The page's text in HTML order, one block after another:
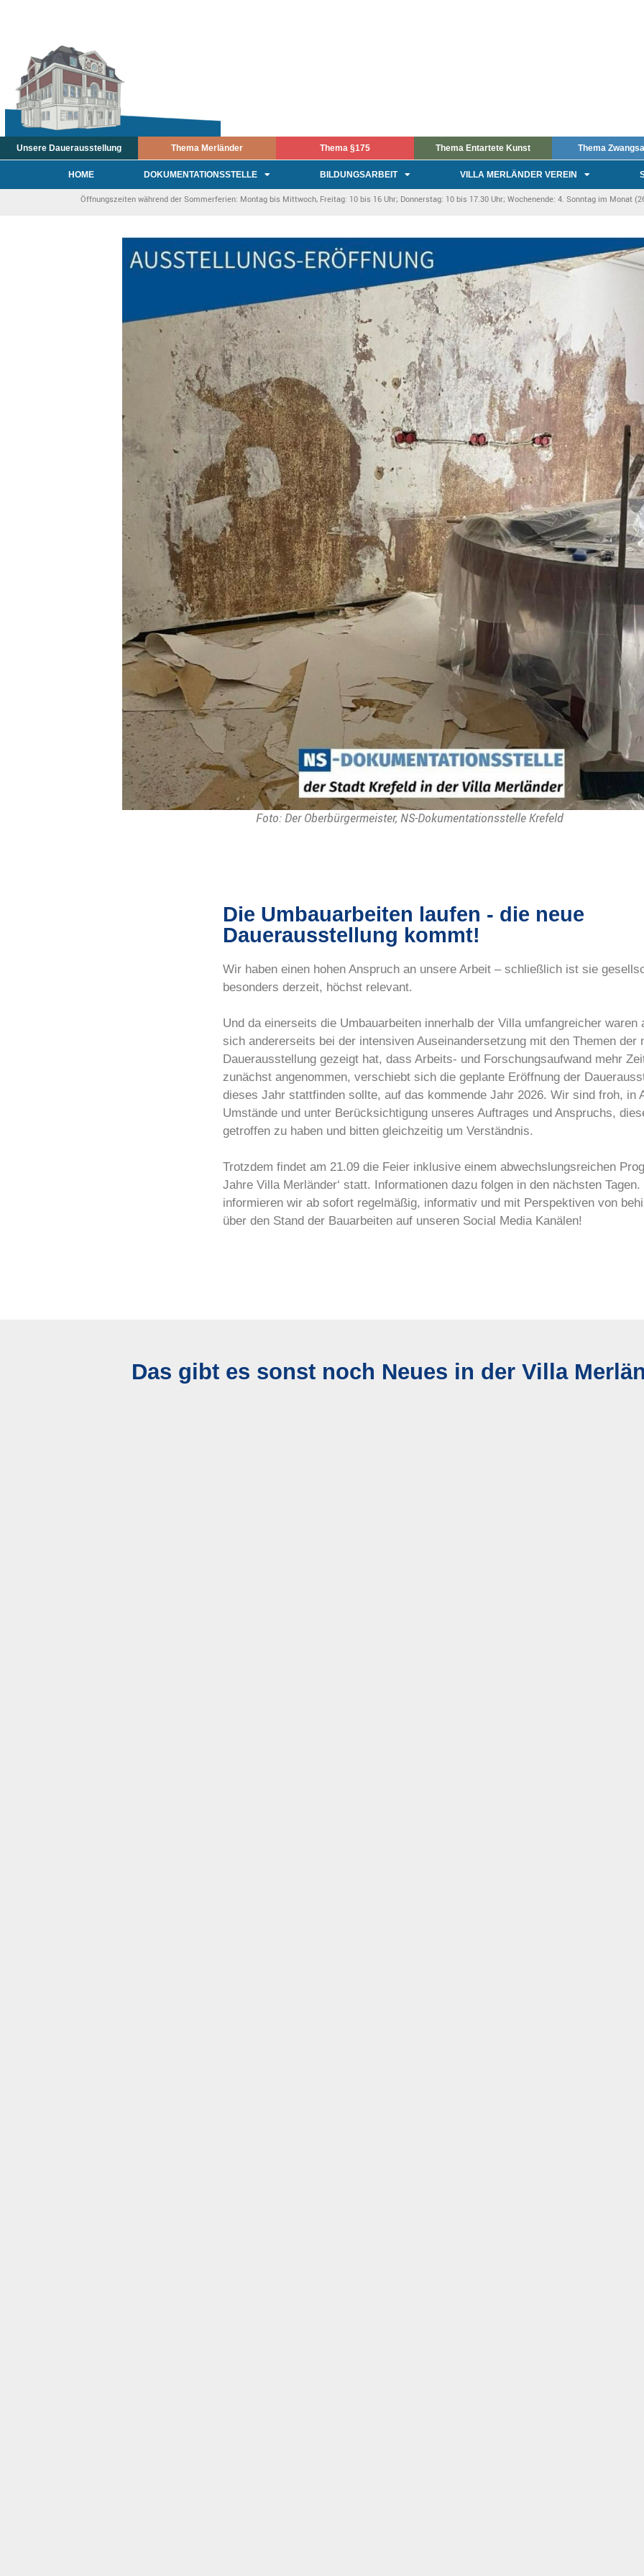
Unsere Dauerausstellung Thema Merländer Thema §175 Thema Entartete Kunst Thema
HOME DOKUMENTATIONSSTELLE BILDUNGSARBEIT VILLA MERLÄNDER VEREIN
Öffnungszeiten während der Sommerferien: Montag bis Mittwoch, Freitag: 10 bis 16 Uhr; Donnerstag: 10 bis 17.30 Uhr; Wochenende: 4. Sonntag im Monat
Foto: Der Oberbürgermeister, NS-Dokumentationsstelle Krefeld
Die Umbauarbeiten laufen - die neue
Dauerausstellung kommt!
Wir haben einen hohen Anspruch an unsere Arbeit – schließlich ist sie
besonders derzeit, höchst relevant.
Und da einerseits die Umbauarbeiten innerhalb der Villa umfangreicher waren
sich andererseits bei der intensiven Auseinandersetzung mit den Themen der
Dauerausstellung gezeigt hat, dass Arbeits- und Forschungsaufwand mehr
zunächst angenommen, verschiebt sich die geplante Eröffnung der
dieses Jahr stattfinden sollte, auf das kommende Jahr 2026. Wir sind froh, in
Umstände und unter Berücksichtigung unseres Auftrages und Anspruchs,
getroffen zu haben und bitten gleichzeitig um Verständnis.
Trotzdem findet am 21.09 die Feier inklusive einem abwechslungsreichen
Jahre Villa Merländer‘ statt. Informationen dazu folgen in den nächsten Tagen.
informieren wir ab sofort regelmäßig, informativ und mit Perspektiven von
über den Stand der Bauarbeiten auf unseren Social Media Kanälen!
Das gibt es sonst noch Neues in der Villa